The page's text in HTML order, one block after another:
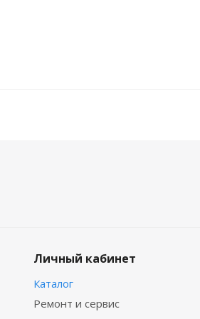
Личный кабинет
Каталог
Ремонт и сервис